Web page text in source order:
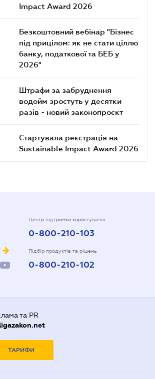
Impact Award 2026
Безкоштовний вебінар "Бізнес
під прицілом: як не стати ціллю
банку, податкової та БЕБ у
2026"
Штрафи за забруднення
водойм зростуть у десятки
разів - новий законопроєкт
Стартувала реєстрація на
Sustainable Impact Award 2026
Центр підтримки користувачів
0-800-210-103
Підбір продуктів та рішень
0-800-210-102
та PR
ligazakon.net
ТАРИФИ